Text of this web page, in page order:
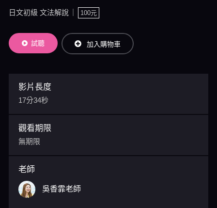
日文初級 文法解說 100元
試聽 加入購物車
影片長度
17分34秒
觀看期限
無期限
老師
吳香霏老師